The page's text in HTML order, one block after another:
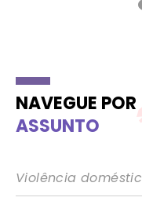
NAVEGUE POR
ASSUNTO
Violência